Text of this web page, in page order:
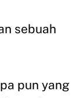
sebuah
pun yang